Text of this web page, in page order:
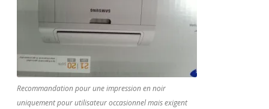
Recommandation pour une impression en noir
uniquement pour utilisateur occasionnel mais exigent